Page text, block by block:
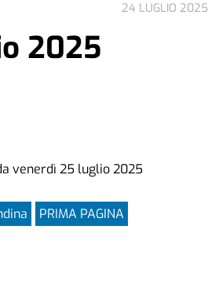
24 LUGLIO 2025
2025
venerdì 25 luglio 2025
PRIMA PAGINA